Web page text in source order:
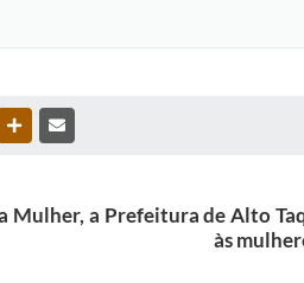
OUTRAS MÍDIAS
a Prefeitura de Alto
às